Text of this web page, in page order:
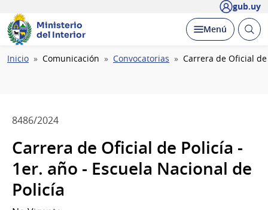
gub.uy
Ministerio
del Interior
Desplegar
Menú Abrir
Ruta
Inicio Comunicación Convocatorias Carrera de Oficial
8486/2024
Carrera de Oficial de Policía -
1er. año - Escuela Nacional de
Policía